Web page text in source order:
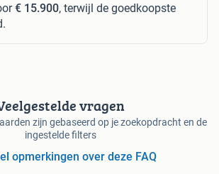
€ 15.900, terwijl de goedkoopste
vragen
zijn gebaseerd op je zoekopdracht en de
ingestelde filters
opmerkingen over deze FAQ